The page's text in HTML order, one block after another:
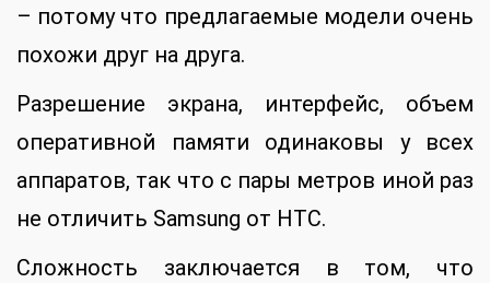
– потому что предлагаемые модели очень
похожи друг на друга.
Разрешение экрана, интерфейс, объем
оперативной памяти одинаковы у всех
аппаратов, так что с пары метров иной раз
не отличить Samsung от HTC.
Сложность заключается в том, что